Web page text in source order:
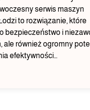
serwis maszyn
to rozwiązanie, które
bezpieczeństwo i
ale również ogromny
efektywności…